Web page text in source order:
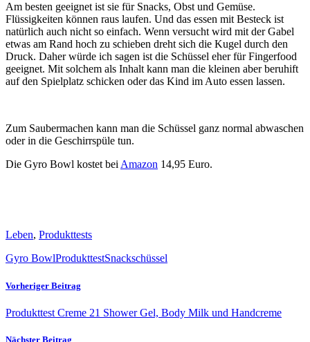
Am besten geeignet ist sie für Snacks, Obst und Gemüse.
Flüssigkeiten können raus laufen. Und das essen mit Besteck ist
natürlich auch nicht so einfach. Wenn versucht wird mit der Gabel
etwas am Rand hoch zu schieben dreht sich die Kugel durch den
Druck. Daher würde ich sagen ist die Schüssel eher für Fingerfood
geeignet. Mit solchem als Inhalt kann man die kleinen aber beruhift
auf den Spielplatz schicken oder das Kind im Auto essen lassen.
Zum Saubermachen kann man die Schüssel ganz normal abwaschen
oder in die Geschirrspüle tun.
Die Gyro Bowl kostet beiAmazon 14,95 Euro.
Leben, Produkttests
Gyro BowlProdukttestSnackschüssel
Vorheriger Beitrag
Produkttest Creme 21 Shower Gel, Body Milk und Handcreme
Nächster Beitrag